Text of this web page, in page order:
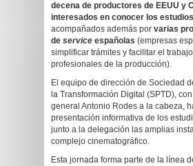
decena de productores de EEUU y
interesados en conocer los
acompañados además por varias
de service españolas (empresas
simplificar trámites y facilitar el
profesionales de la producción).
El equipo de dirección de Sociedad
la Transformación Digital (SPTD),
general Antonio Rodes a la cabeza,
presentación informativa de los
junto a la delegación las amplias
complejo cinematográfico.
Esta jornada forma parte de la línea